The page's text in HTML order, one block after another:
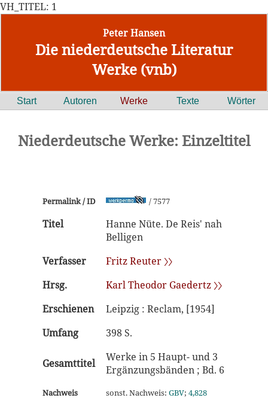
VH_TITEL: 1
Peter Hansen
Die niederdeutsche Literatur
Werke (vnb)
Start Autoren Werke Texte Wörter
Niederdeutsche Werke: Einzeltitel
Permalink / ID / 7577
Titel
Hanne Nüte. De Reis' nah
Belligen
Verfasser
Fritz Reuter 〉〉
Hrsg.
Karl Theodor Gaedertz 〉〉
Erschienen
Leipzig : Reclam, [1954]
Umfang
398 S.
Gesamttitel
Werke in 5 Haupt- und 3
Ergänzungsbänden ; Bd. 6
Nachweis sonst. Nachweis: GBV; 4,828